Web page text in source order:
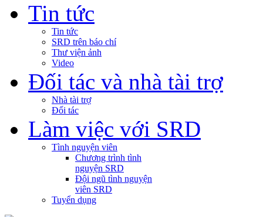
Tin tức
Tin tức
SRD trên báo chí
Thư viện ảnh
Video
Đối tác và nhà tài trợ
Nhà tài trợ
Đối tác
Làm việc với SRD
Tình nguyện viên
Chương trình tình
nguyện SRD
Đội ngũ tình nguyện
viên SRD
Tuyển dụng